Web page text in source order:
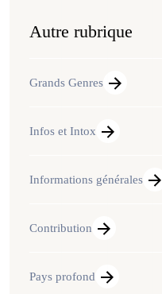
Autre rubrique
Grands Genres
Infos et Intox
Informations générales
Contribution
Pays profond